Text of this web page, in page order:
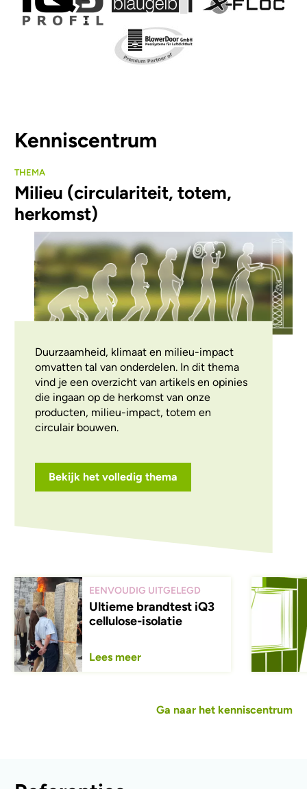
Kenniscentrum
THEMA
Milieu (circulariteit, totem,
herkomst)
Duurzaamheid, klimaat en milieu-impact
omvatten tal van onderdelen. In dit thema
vind je een overzicht van artikels en opinies
die ingaan op de herkomst van onze
producten, milieu-impact, totem en
circulair bouwen.
Bekijk het volledig thema
EENVOUDIG UITGELEGD
Ultieme brandtest iQ3
cellulose-isolatie
Lees meer
Ga naar het kenniscentrum